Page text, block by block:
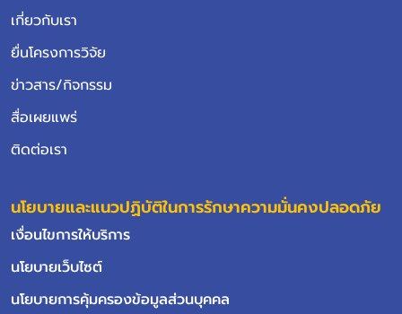
เกี่ยวกับเรา
ยื่นโครงการวิจัย
ข่าวสาร/กิจกรรม
สื่อเผยแพร่
ติดต่อเรา
นโยบายและแนวปฏิบัติในการรักษาความมั่นคงปลอดภัย
เงื่อนไขการให้บริการ
นโยบายเว็บไซต์
นโยบายการคุ้มครองข้อมูลส่วนบุคคล